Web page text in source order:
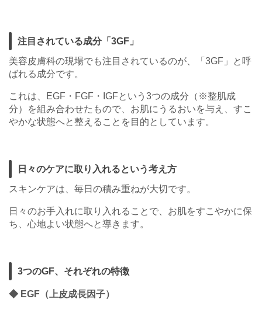
注目されている成分「3GF」
美容皮膚科の現場でも注目されているのが、「3GF」と呼
ばれる成分です。
これは、EGF・FGF・IGFという3つの成分（※整肌成
分）を組み合わせたもので、お肌にうるおいを与え、すこ
やかな状態へと整えることを目的としています。
日々のケアに取り入れるという考え方
スキンケアは、毎日の積み重ねが大切です。
日々のお手入れに取り入れることで、お肌をすこやかに保
ち、心地よい状態へと導きます。
3つのGF、それぞれの特徴
◆ EGF（上皮成長因子）